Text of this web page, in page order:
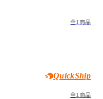
全1商品
QuickShip
全1商品